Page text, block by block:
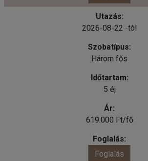
2026-08-22 -tól
Három fős
5 éj
619.000 Ft/fő
Foglalás